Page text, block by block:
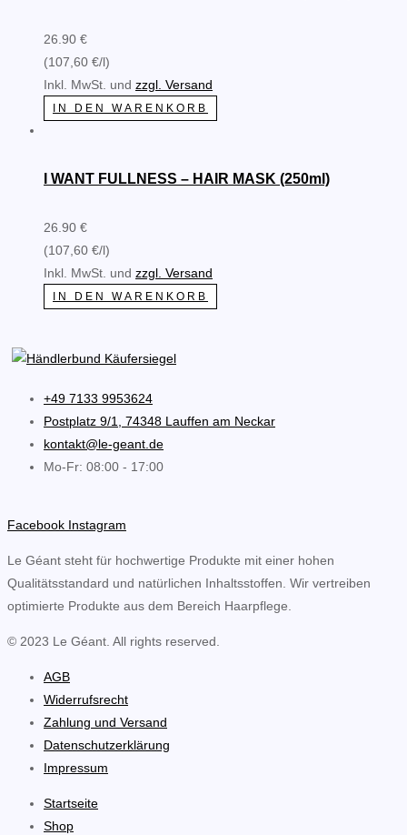
26.90 €
(107,60 €/l)
Inkl. MwSt. und zzgl. Versand
IN DEN WARENKORB
I WANT FULLNESS – HAIR MASK (250ml)
26.90 €
(107,60 €/l)
Inkl. MwSt. und zzgl. Versand
IN DEN WARENKORB
+49 7133 9953624
Postplatz 9/1, 74348 Lauffen am Neckar
kontakt@le-geant.de
Mo-Fr: 08:00 - 17:00
Facebook Instagram
Le Géant steht für hochwertige Produkte mit einer hohen
Qualitätsstandard und natürlichen Inhaltsstoffen. Wir vertreiben
optimierte Produkte aus dem Bereich Haarpflege.
© 2023 Le Géant. All rights reserved.
AGB
Widerrufsrecht
Zahlung und Versand
Datenschutzerklärung
Impressum
Startseite
Shop